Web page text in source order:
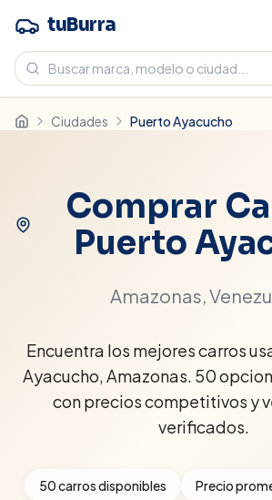
tuBurra
Ciudades Puerto Ayacucho
Comprar
Puerto
Amazonas,
Encuentra los mejores carros
Ayacucho, Amazonas. 50
con precios competitivos y
verificados.
50carros disponibles Precio